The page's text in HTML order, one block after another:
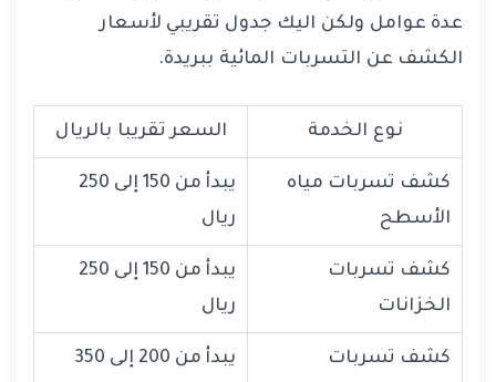
عدة عوامل ولكن اليك جدول تقريبي لأسعار
الكشف عن التسربات المائية ببريدة.
نوع الخدمة السعر تقريبا بالريال
كشف تسربات مياه
الأسطح
يبدأ من 150 إلى 250
ريال
كشف تسربات
الخزانات
يبدأ من 150 إلى 250
ريال
كشف تسربات
يبدأ من 200 إلى 350